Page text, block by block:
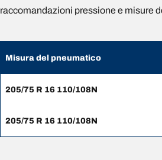
raccomandazioni pressione e misure
Misura del pneumatico
205/75 R 16 110/108N
205/75 R 16 110/108N